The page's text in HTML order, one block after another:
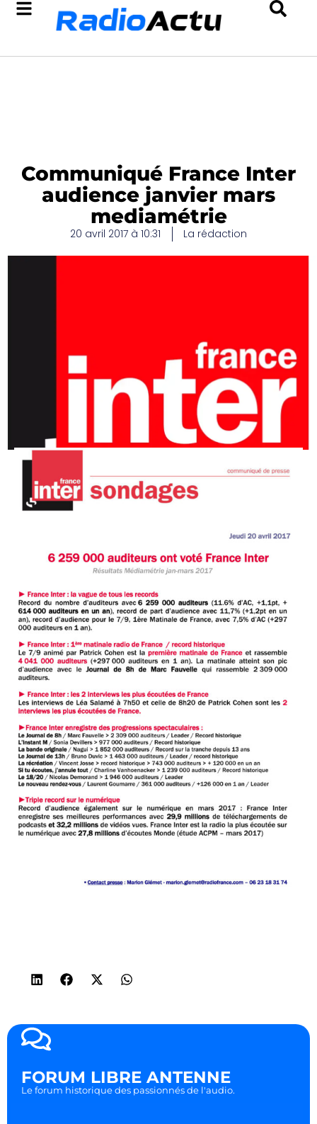
Communiqué France Inter
audience janvier mars
mediamétrie
20 avril 2017 à 10:31 La rédaction
FORUM LIBRE ANTENNE
Le forum historique des passionnés de l'audio.